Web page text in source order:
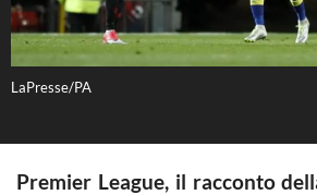
LaPresse/PA
Premier League, il racconto